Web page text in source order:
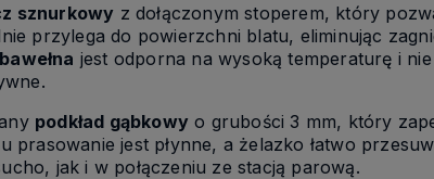
sznurkowy z dołączonym stoperem, który
przylega do powierzchni blatu, eliminując
jest odporna na wysoką temperaturę i
podkład gąbkowy o grubości 3 mm, który
prasowanie jest płynne, a żelazko łatwo
jak i w połączeniu ze stacją parową.